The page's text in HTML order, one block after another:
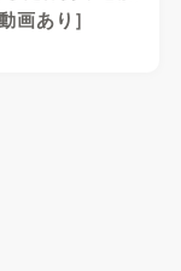
画あり］